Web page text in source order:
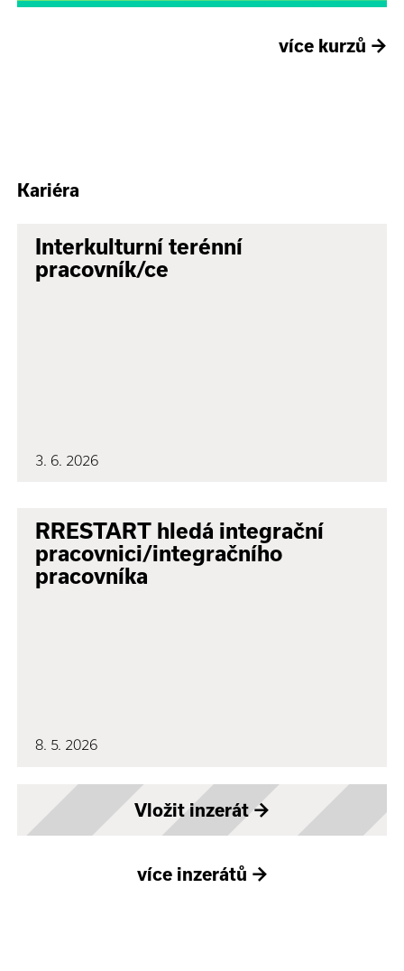
více kurzů →
Kariéra
Interkulturní terénní
pracovník/ce
3. 6. 2026
RRESTART hledá integrační
pracovnici/integračního
pracovníka
8. 5. 2026
Vložit inzerát→
více inzerátů →